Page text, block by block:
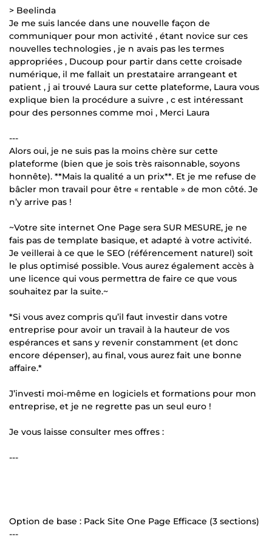
> Beelinda
Je me suis lancée dans une nouvelle façon de
communiquer pour mon activité , étant novice sur ces
nouvelles technologies , je n avais pas les termes
appropriées , Ducoup pour partir dans cette croisade
numérique, il me fallait un prestataire arrangeant et
patient , j ai trouvé Laura sur cette plateforme, Laura vous
explique bien la procédure a suivre , c est intéressant
pour des personnes comme moi , Merci Laura
---
Alors oui, je ne suis pas la moins chère sur cette
plateforme (bien que je sois très raisonnable, soyons
honnête). **Mais la qualité a un prix**. Et je me refuse de
bâcler mon travail pour être « rentable » de mon côté. Je
n’y arrive pas !
~Votre site internet One Page sera SUR MESURE, je ne
fais pas de template basique, et adapté à votre activité.
Je veillerai à ce que le SEO (référencement naturel) soit
le plus optimisé possible. Vous aurez également accès à
une licence qui vous permettra de faire ce que vous
souhaitez par la suite.~
*Si vous avez compris qu’il faut investir dans votre
entreprise pour avoir un travail à la hauteur de vos
espérances et sans y revenir constamment (et donc
encore dépenser), au final, vous aurez fait une bonne
affaire.*
J’investi moi-même en logiciels et formations pour mon
entreprise, et je ne regrette pas un seul euro !
Je vous laisse consulter mes offres :
---
Option de base : Pack Site One Page Efficace (3 sections)
---